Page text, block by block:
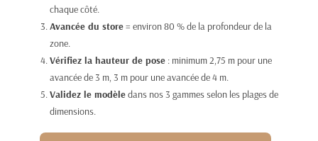
chaque côté.
Avancée du store= environ 80 % de la profondeur de la
zone.
Vérifiez la hauteur de pose : minimum 2,75 m pour une
avancée de 3 m, 3 m pour une avancée de 4 m.
Validez le modèledans nos 3 gammes selon les plages de
dimensions.